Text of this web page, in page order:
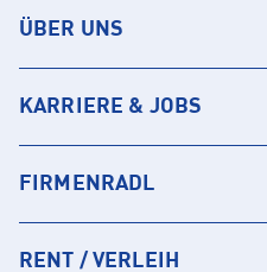
ÜBER UNS
KARRIERE & JOBS
FIRMENRADL
RENT / VERLEIH